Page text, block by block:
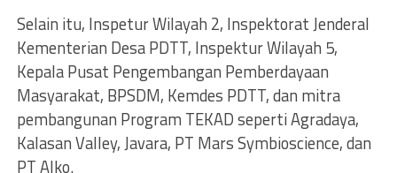
Selain itu, Inspetur Wilayah 2, Inspektorat Jenderal
Kementerian Desa PDTT, Inspektur Wilayah 5,
Kepala Pusat Pengembangan Pemberdayaan
Masyarakat, BPSDM, Kemdes PDTT, dan mitra
pembangunan Program TEKAD seperti Agradaya,
Kalasan Valley, Javara, PT Mars Symbioscience, dan
PT Alko.